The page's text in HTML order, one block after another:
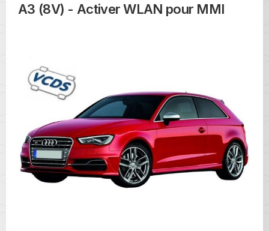
A3 (8V) - Activer WLAN pour MMI